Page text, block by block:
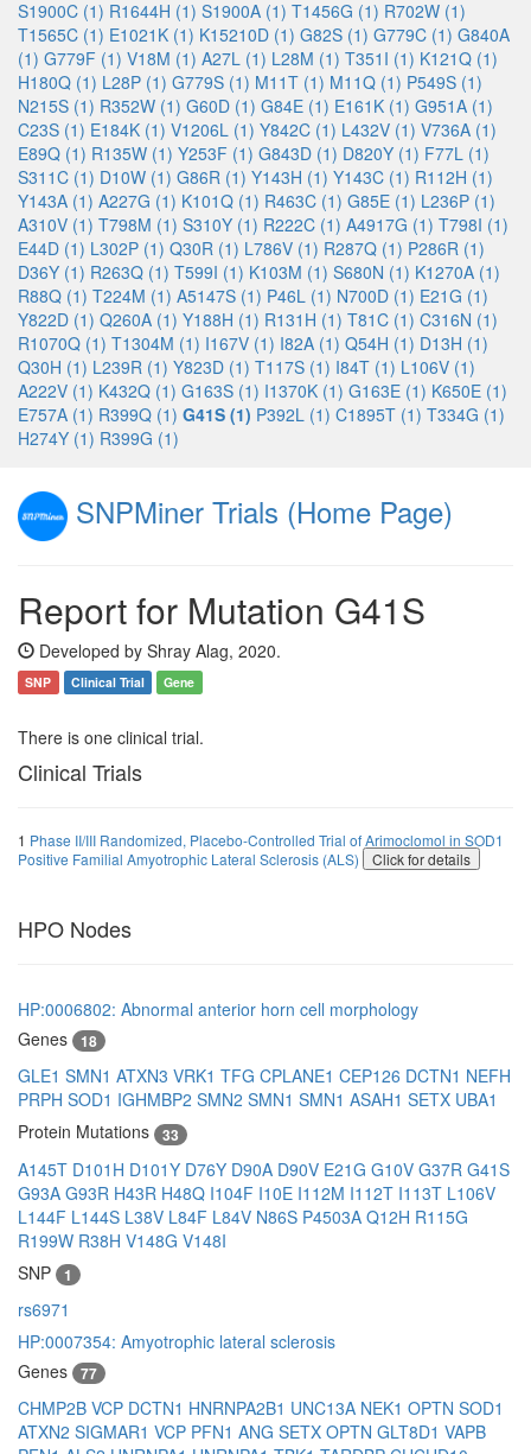
S1900C (1) R1644H (1) S1900A (1) T1456G (1) R702W (1)
T1565C (1) E1021K (1) K15210D (1) G82S (1) G779C (1) G840A
(1) G779F (1) V18M (1) A27L (1) L28M (1) T351I (1) K121Q (1)
H180Q (1) L28P (1) G779S (1) M11T (1) M11Q (1) P549S (1)
N215S (1) R352W (1) G60D (1) G84E (1) E161K (1) G951A (1)
C23S (1) E184K (1) V1206L (1) Y842C (1) L432V (1) V736A (1)
E89Q (1) R135W (1) Y253F (1) G843D (1) D820Y (1) F77L (1)
S311C (1) D10W (1) G86R (1) Y143H (1) Y143C (1) R112H (1)
Y143A (1) A227G (1) K101Q (1) R463C (1) G85E (1) L236P (1)
A310V (1) T798M (1) S310Y (1) R222C (1) A4917G (1) T798I (1)
E44D (1) L302P (1) Q30R (1) L786V (1) R287Q (1) P286R (1)
D36Y (1) R263Q (1) T599I (1) K103M (1) S680N (1) K1270A (1)
R88Q (1) T224M (1) A5147S (1) P46L (1) N700D (1) E21G (1)
Y822D (1) Q260A (1) Y188H (1) R131H (1) T81C (1) C316N (1)
R1070Q (1) T1304M (1) I167V (1) I82A (1) Q54H (1) D13H (1)
Q30H (1) L239R (1) Y823D (1) T117S (1) I84T (1) L106V (1)
A222V (1) K432Q (1) G163S (1) I1370K (1) G163E (1) K650E (1)
E757A (1) R399Q (1) G41S (1) P392L (1) C1895T (1) T334G (1)
H274Y (1) R399G (1)
SNPMiner Trials (Home Page)
Report for Mutation G41S
Developed by Shray Alag, 2020.
SNP Clinical Trial Gene
There is one clinical trial.
Clinical Trials
1 Phase II/III Randomized, Placebo-Controlled Trial of Arimoclomol in SOD1
Positive Familial Amyotrophic Lateral Sclerosis (ALS)
Click for details
HPO Nodes
HP:0006802: Abnormal anterior horn cell morphology
Genes
18
GLE1 SMN1 ATXN3 VRK1 TFG CPLANE1 CEP126 DCTN1 NEFH
PRPH SOD1 IGHMBP2 SMN2 SMN1 SMN1 ASAH1 SETX UBA1
Protein Mutations
33
A145T D101H D101Y D76Y D90A D90V E21G G10V G37R G41S
G93A G93R H43R H48Q I104F I10E I112M I112T I113T L106V
L144F L144S L38V L84F L84V N86S P4503A Q12H R115G
R199W R38H V148G V148I
SNP
1
rs6971
HP:0007354: Amyotrophic lateral sclerosis
Genes
77
CHMP2B VCP DCTN1 HNRNPA2B1 UNC13A NEK1 OPTN SOD1
ATXN2 SIGMAR1 VCP PFN1 ANG SETX OPTN GLT8D1 VAPB